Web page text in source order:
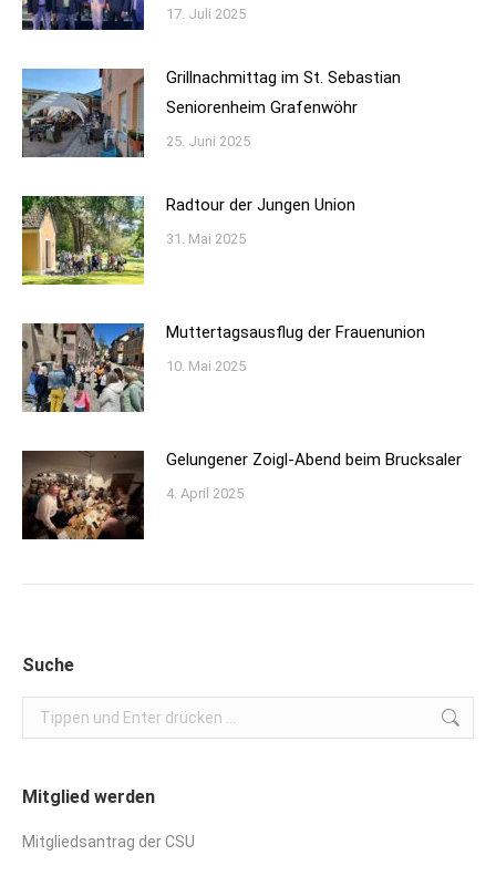
17. Juli 2025
Grillnachmittag im St. Sebastian
Seniorenheim Grafenwöhr
25. Juni 2025
Radtour der Jungen Union
31. Mai 2025
Muttertagsausflug der Frauenunion
10. Mai 2025
Gelungener Zoigl-Abend beim Brucksaler
4. April 2025
Suche
Search:
Mitglied werden
Mitgliedsantrag der CSU